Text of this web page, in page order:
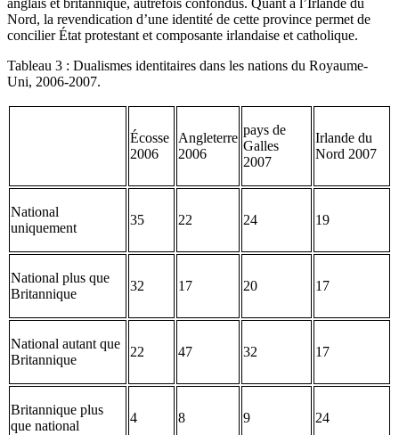
anglais et britannique, autrefois confondus. Quant à l’Irlande du
Nord, la revendication d’une identité de cette province permet de
concilier État protestant et composante irlandaise et catholique.
Tableau 3 : Dualismes identitaires dans les nations du Royaume-
Uni, 2006-2007.
Écosse
2006
Angleterre
2006
pays de
Galles
2007
Irlande du
Nord 2007
National
uniquement
35 22 24 19
National plus que
Britannique
32 17 20 17
National autant que
Britannique
22 47 32 17
Britannique plus
que national
4 8 9 24